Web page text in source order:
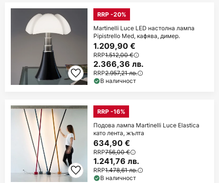
RRP -20%
Martinelli Luce LED настолна лампа
Pipistrello Med, кафява, димер.
1.209,90 €
RRP1.512,00 €
2.366,36 лв.
RRP2.957,21 лв.
В наличност
RRP -16%
Подова лампа Martinelli Luce Elastica
като лента, жълта
634,90 €
RRP756,00 €
1.241,76 лв.
RRP1.478,61 лв.
В наличност